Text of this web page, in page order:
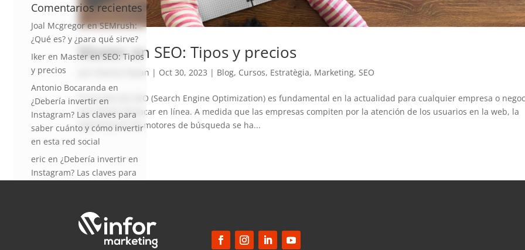
Master en SEO: Tipos y precios
Vanesa Dayan | Oct 30, 2023 | Blog, Cursos, Estratègia, Marketing,SEO
El mundo del SEO (Search Engine Optimization) es fundamental en la actualidad para cualquier empresa o
que desee destacar en línea. A medida que las empresas compiten por la atención de los usuarios en la web, la
optimización de motores de búsqueda se ha...
Comentarios recientes
Joal McgregorenSEMrush:
¿Qué es? y ¿para qué sirve?
Iker en Master en SEO: Tipos
y precios
Antonio Bocaranda en
¿Debería invertir en
Instagram? Las claves para
saber cuánto y cómo invertir
en esta red social
eric en ¿Debería invertir en
Instagram? Las claves para
¿Debería invertir en
Instagram? Las claves para
saber cuánto y cómo invertir